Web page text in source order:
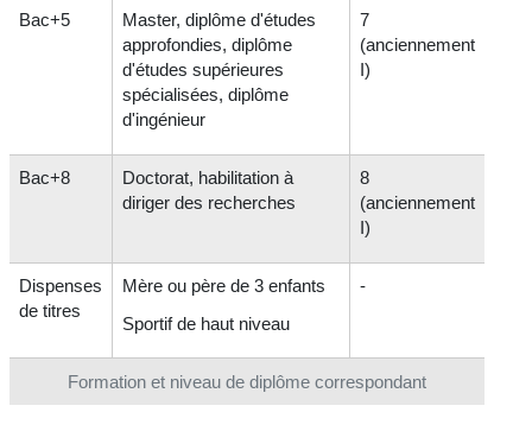
Formation et niveau de diplôme correspondant
Bac+5
Master, diplôme d'études
approfondies, diplôme
d'études supérieures
spécialisées, diplôme
d'ingénieur
7
(anciennement
I)
Bac+8
Doctorat, habilitation à
diriger des recherches
8
(anciennement
I)
Dispenses
de titres
Mère ou père de 3 enfants
Sportif de haut niveau
-